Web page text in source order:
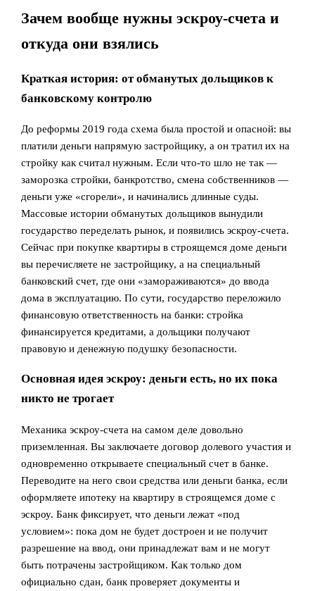
Зачем вообще нужны эскроу‑счета и
откуда они взялись
Краткая история: от обманутых дольщиков к
банковскому контролю
До реформы 2019 года схема была простой и опасной: вы
платили деньги напрямую застройщику, а он тратил их на
стройку как считал нужным. Если что‑то шло не так —
заморозка стройки, банкротство, смена собственников —
деньги уже «сгорели», и начинались длинные суды.
Массовые истории обманутых дольщиков вынудили
государство переделать рынок, и появились эскроу‑счета.
Сейчас при покупке квартиры в строящемся доме деньги
вы перечисляете не застройщику, а на специальный
банковский счет, где они «замораживаются» до ввода
дома в эксплуатацию. По сути, государство переложило
финансовую ответственность на банки: стройка
финансируется кредитами, а дольщики получают
правовую и денежную подушку безопасности.
Основная идея эскроу: деньги есть, но их пока
никто не трогает
Механика эскроу‑счета на самом деле довольно
приземленная. Вы заключаете договор долевого участия и
одновременно открываете специальный счет в банке.
Переводите на него свои средства или деньги банка, если
оформляете ипотеку на квартиру в строящемся доме с
эскроу. Банк фиксирует, что деньги лежат «под
условием»: пока дом не будет достроен и не получит
разрешение на ввод, они принадлежат вам и не могут
быть потрачены застройщиком. Как только дом
официально сдан, банк проверяет документы и